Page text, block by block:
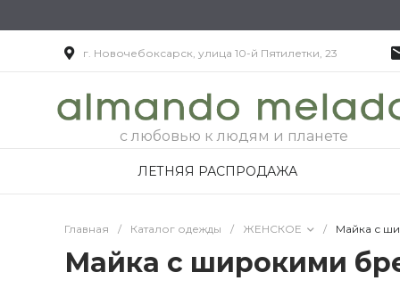
г. Новочебоксарск, улица 10-й Пятилетки, 23
с любовью к людям и планете
ЛЕТНЯЯ РАСПРОДАЖА
Главная / Каталог одежды / ЖЕНСКОЕ / Майка с
Майка с широкими